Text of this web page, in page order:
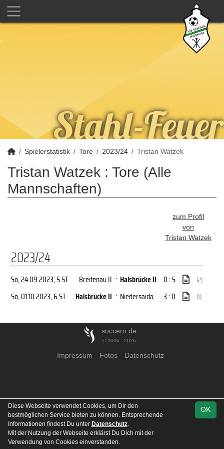
Spielerstatistik Tore 2023/24 Tristan Watzek
Tristan Watzek : Tore (Alle
Mannschaften)
zum Profil
von
Tristan Watzek
2023/24
So, 24.09.2023, 5.ST Breitenau II : Halsbrücke II 0 : 5 (2)
So, 01.10.2023, 6.ST Halsbrücke II : Niedersaida 3 : 0 (1)
soccero.de
© 2006 - 2026
Impressum Fotos Datenschutz
OK
Diese Webseite verwendet Cookies, um Dir den
bestmöglichen Service bieten zu können. Entsprechende
Informationen findest Du unter Datenschutz.
Mit der Nutzung der Webseite erklärst Du Dich mit der
Verwendung von Cookies einverstanden.